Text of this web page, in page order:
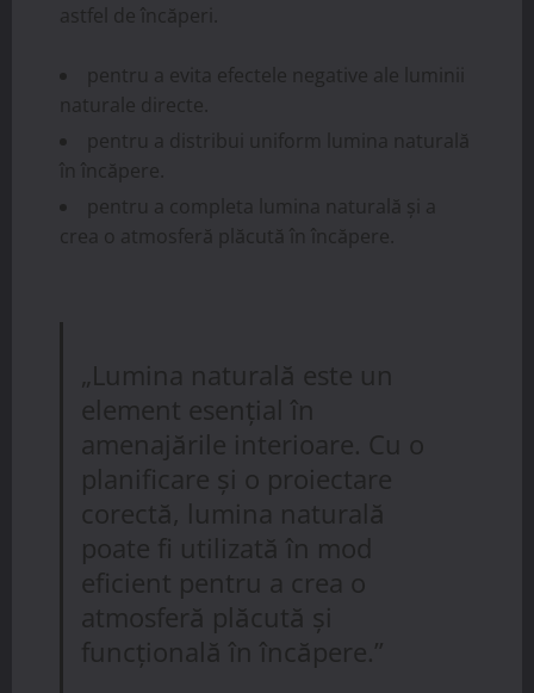
astfel de încăperi.
pentru a evita efectele negative ale luminii
naturale directe.
pentru a distribui uniform lumina naturală
în încăpere.
pentru a completa lumina naturală și a
crea o atmosferă plăcută în încăpere.
„Lumina naturală este un
element esențial în
amenajările interioare. Cu o
planificare și o proiectare
corectă, lumina naturală
poate fi utilizată în mod
eficient pentru a crea o
atmosferă plăcută și
funcțională în încăpere.”